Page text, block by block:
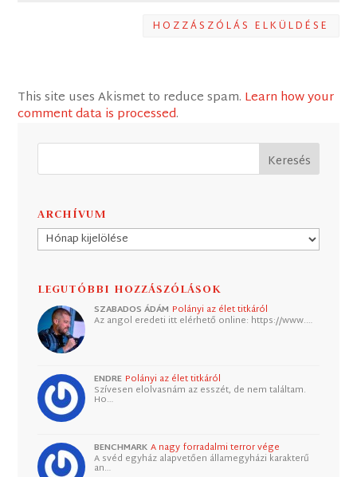
HOZZÁSZÓLÁS ELKÜLDÉSE
This site uses Akismet to reduce spam. Learn how your
comment data is processed.
ARCHÍVUM
Archívum
LEGUTÓBBI HOZZÁSZÓLÁSOK
SZABADOS ÁDÁM Polányi az élet titkáról
Az angol eredeti itt elérhető online: https://www.…
ENDRE Polányi az élet titkáról
Szívesen elolvasnám az esszét, de nem találtam.
Ho…
BENCHMARK A nagy forradalmi terror vége
A svéd egyház alapvetően államegyházi karakterű
an…